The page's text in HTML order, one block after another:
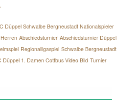
Düppel Schwalbe Bergneustadt Nationalspieler
Abschiedsturnier Abschiedsturnier Düppel
Regionalligaspiel Schwalbe Bergneustadt
Düppel 1. Damen Cottbus Video Bild Turnier